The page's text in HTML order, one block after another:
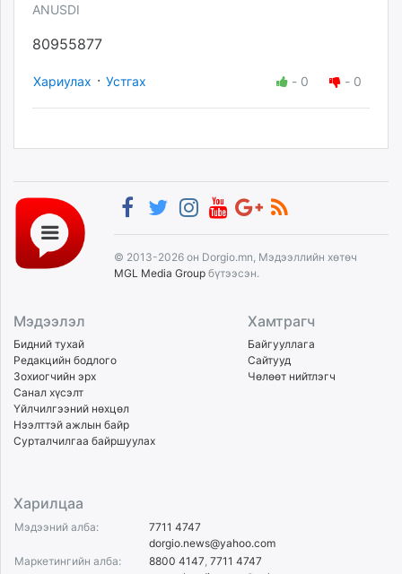
ANUSDI
80955877
Хариулах · Устгах - 0 - 0
© 2013-2026 он Dorgio.mn, Мэдээллийн хөтөч
MGL Media Group бүтээсэн.
Мэдээлэл
Бидний тухай
Редакцийн бодлого
Зохиогчийн эрх
Санал хүсэлт
Үйлчилгээний нөхцөл
Нээлттэй ажлын байр
Сурталчилгаа байршуулах
Хамтрагч
Байгууллага
Сайтууд
Чөлөөт нийтлэгч
Харилцаа
Мэдээний алба:
7711 4747
dorgio.news@yahoo.com
Маркетингийн алба:
8800 4147, 7711 4747